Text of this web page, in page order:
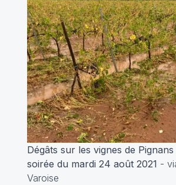
Dégâts sur les vignes de
soirée du mardi 24 août 2021 -
Varoise